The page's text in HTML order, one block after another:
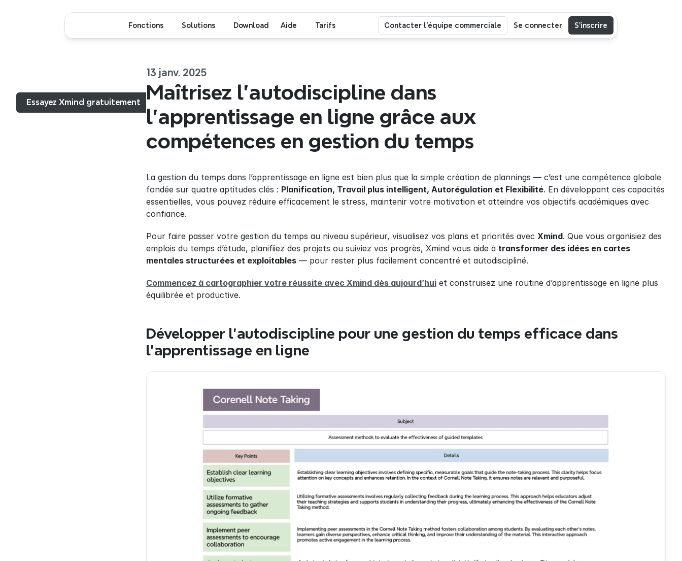
Essayez Xmind gratuitement
13 janv. 2025
Maîtrisez l'autodiscipline dans
l'apprentissage en ligne grâce aux
compétences en gestion du temps
La gestion du temps dans l’apprentissage en ligne est bien plus que la simple création de plannings — c’est une compétence globale
fondée sur quatre aptitudes clés : Planification, Travail plus intelligent, Autorégulation et Flexibilité. En développant ces capacités
essentielles, vous pouvez réduire efficacement le stress, maintenir votre motivation et atteindre vos objectifs académiques avec
confiance.
Pour faire passer votre gestion du temps au niveau supérieur, visualisez vos plans et priorités avec Xmind. Que vous organisiez des
emplois du temps d’étude, planifiiez des projets ou suiviez vos progrès, Xmind vous aide à transformer des idées en cartes
mentales structurées et exploitables — pour rester plus facilement concentré et autodiscipliné.
Commencez à cartographier votre réussite avec Xmind dès aujourd’hui et construisez une routine d’apprentissage en ligne plus
équilibrée et productive.
Développer l’autodiscipline pour une gestion du temps efficace dans
l’apprentissage en ligne
Fonctions Solutions Download Aide Tarifs Contacter l'équipe commerciale Se connecter S’inscrire